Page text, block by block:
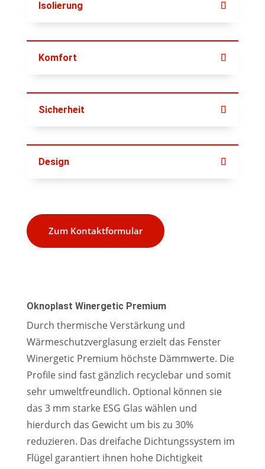
Isolierung
Komfort
Sicherheit
Design
Zum Kontaktformular
Oknoplast Winergetic Premium
Durch thermische Verstärkung und
Wärmeschutzverglasung erzielt das Fenster
Winergetic Premium höchste Dämmwerte. Die
Profile sind fast gänzlich recyclebar und somit
sehr umweltfreundlich. Optional können sie
das 3 mm starke ESG Glas wählen und
hierdurch das Gewicht um bis zu 30%
reduzieren. Das dreifache Dichtungssystem im
Flügel garantiert ihnen hohe Dichtigkeit